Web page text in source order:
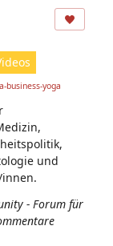
ic
n:
business-yoga
und
- Forum für